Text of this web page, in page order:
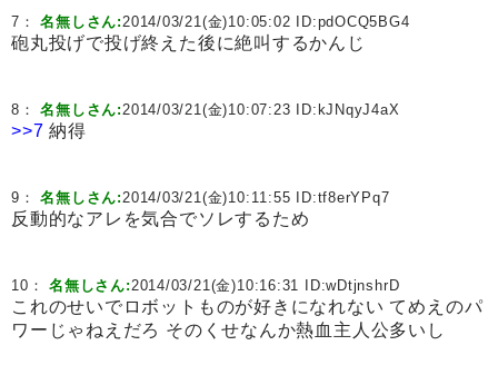
7：名無しさん:2014/03/21(金)10:05:02 ID:pdOCQ5BG4
砲丸投げで投げ終えた後に絶叫するかんじ
8：名無しさん:2014/03/21(金)10:07:23 ID: kJNqyJ4aX
>>7 納得
9：名無しさん:2014/03/21(金)10:11:55 ID:tf8erYPq7
反動的なアレを気合でソレするため
10：名無しさん:2014/03/21(金)10:16:31 ID:wDtjnshrD
これのせいでロボットものが好きになれない てめえのパ
ワーじゃねえだろ そのくせなんか熱血主人公多いし